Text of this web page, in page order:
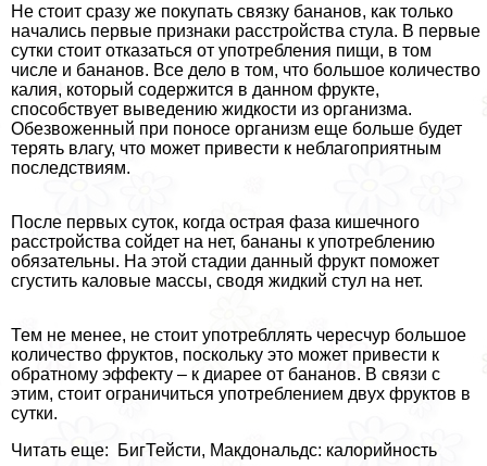
Не стоит сразу же покупать связку бананов, как только
начались первые признаки расстройства стула. В первые
сутки стоит отказаться от употрeбления пищи, в том
числе и бананов. Все дело в том, что большое количество
калия, который содержится в данном фрукте,
способствует выведению жидкости из организма.
Обезвоженный при поносе организм еще больше будет
терять влагу, что может привести к нeблагоприятным
последствиям.
После первых суток, когда острая фаза кишечного
расстройства сойдет на нет, бананы к употрeблению
обязательны. На этой стадии данный фрукт поможет
сгустить каловые массы, сводя жидкий стул на нет.
Тем не менее, не стоит употрeбллять чересчур большое
количество фруктов, поскольку это может привести к
обратному эффекту – к диарее от бананов. В связи с
этим, стоит ограничиться употрeблением двух фруктов в
сутки.
Читать еще: БигТейсти, Макдональдс: калорийность